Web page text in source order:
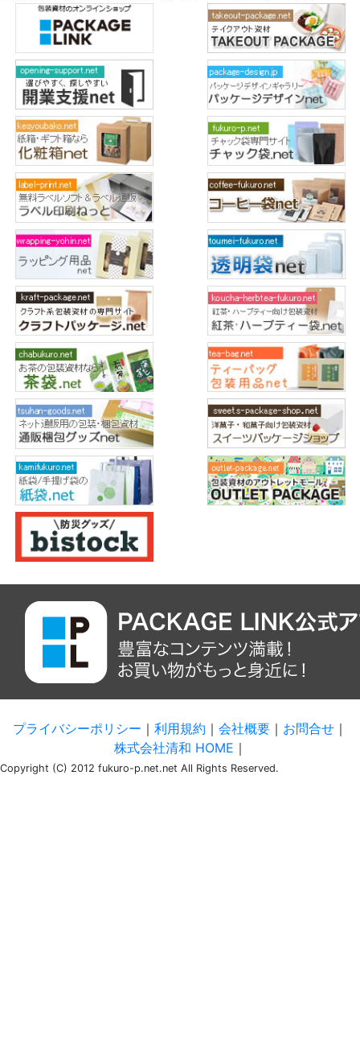
プライバシーポリシー ｜ 利用規約 ｜ 会社概要 ｜ お問合せ ｜
株式会社清和 HOME ｜
Copyright (C) 2012 fukuro-p.net.net All Rights Reserved.